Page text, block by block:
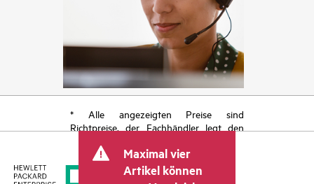
* Alle angezeigten Preise sind
Richtpreise, der Fachhändler legt den
kann weitere Gebühren wie
Mehrwertsteuer und Versandkosten
berücksichtigen. Der vom Fachhändler
Maximal vier
Artikel können